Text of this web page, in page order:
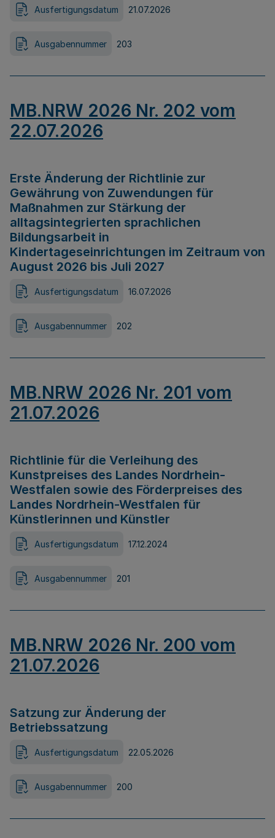
Ausfertigungsdatum 21.07.2026
Ausgabennummer 203
MB.NRW 2026 Nr. 202 vom
22.07.2026
Erste Änderung der Richtlinie zur
Gewährung von Zuwendungen für
Maßnahmen zur Stärkung der
alltagsintegrierten sprachlichen
Bildungsarbeit in
Kindertageseinrichtungen im Zeitraum von
August 2026 bis Juli 2027
Ausfertigungsdatum 16.07.2026
Ausgabennummer 202
MB.NRW 2026 Nr. 201 vom
21.07.2026
Richtlinie für die Verleihung des
Kunstpreises des Landes Nordrhein-
Westfalen sowie des Förderpreises des
Landes Nordrhein-Westfalen für
Künstlerinnen und Künstler
Ausfertigungsdatum 17.12.2024
Ausgabennummer 201
MB.NRW 2026 Nr. 200 vom
21.07.2026
Satzung zur Änderung der
Betriebssatzung
Ausfertigungsdatum 22.05.2026
Ausgabennummer 200